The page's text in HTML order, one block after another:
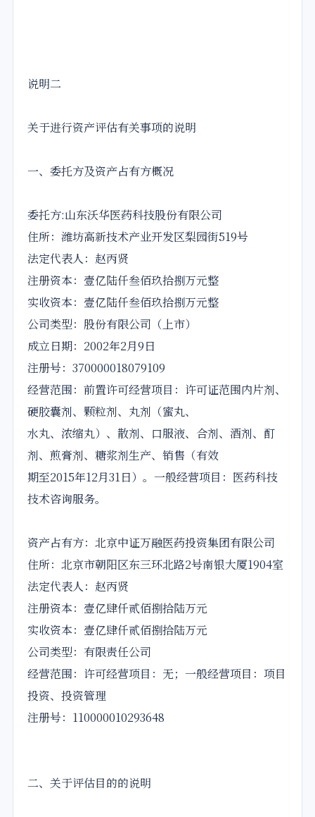
说明二
关于进行资产评估有关事项的说明
一、委托方及资产占有方概况
委托方:山东沃华医药科技股份有限公司
住所：潍坊高新技术产业开发区梨园街519号
法定代表人：赵丙贤
注册资本：壹亿陆仟叁佰玖拾捌万元整
实收资本：壹亿陆仟叁佰玖拾捌万元整
公司类型：股份有限公司（上市）
成立日期：2002年2月9日
注册号：370000018079109
经营范围：前置许可经营项目：许可证范围内片剂、
硬胶囊剂、颗粒剂、丸剂（蜜丸、
水丸、浓缩丸）、散剂、口服液、合剂、酒剂、酊
剂、煎膏剂、糖浆剂生产、销售（有效
期至2015年12月31日）。一般经营项目：医药科技
技术咨询服务。
资产占有方：北京中证万融医药投资集团有限公司
住所：北京市朝阳区东三环北路2号南银大厦1904室
法定代表人：赵丙贤
注册资本：壹亿肆仟贰佰捌拾陆万元
实收资本：壹亿肆仟贰佰捌拾陆万元
公司类型：有限责任公司
经营范围：许可经营项目：无；一般经营项目：项目
投资、投资管理
注册号：110000010293648
二、关于评估目的的说明